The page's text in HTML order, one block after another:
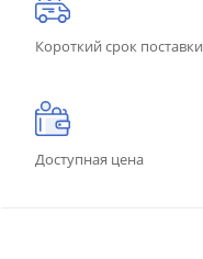
Короткий срок поставки
Доступная цена